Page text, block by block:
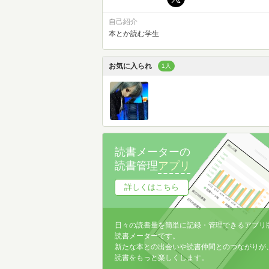
自己紹介
本とか読む学生
お気に入られ 1人
読書メーターの
読書管理アプリ
詳しくはこちら
日々の読書量を簡単に記録・管理できるアプリ
読書メーターです。
新たな本との出会いや読書仲間とのつながりが
読書をもっと楽しくします。